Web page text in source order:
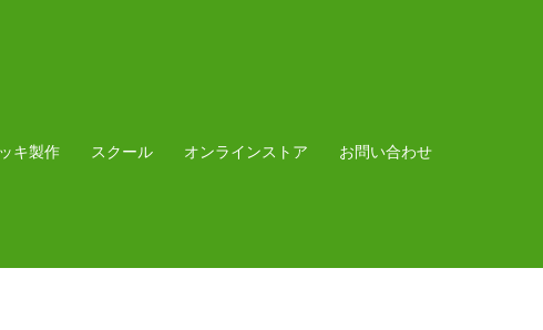
キ製作 スクール オンラインストア お問い合わせ